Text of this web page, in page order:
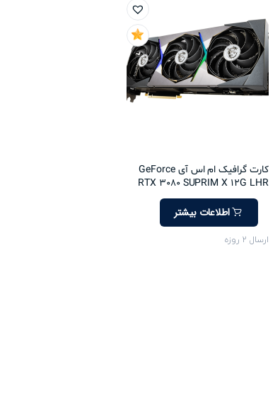
کارت گرافیک ام اس آی GeForce
RTX 3080 SUPRIM X 12G LHR
اطلاعات بیشتر
ارسال 2 روزه